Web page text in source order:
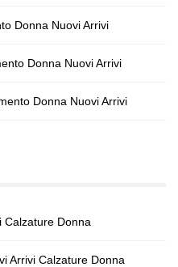
Donna Nuovi Arrivi
Donna Nuovi Arrivi
Donna Nuovi Arrivi
Calzature Donna
Arrivi Calzature Donna